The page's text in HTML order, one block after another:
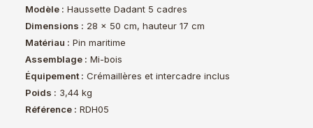
Modèle : Haussette Dadant 5 cadres
Dimensions : 28 x 50 cm, hauteur 17 cm
Matériau : Pin maritime
Assemblage : Mi-bois
Équipement : Crémaillères et intercadre inclus
Poids : 3,44 kg
Référence : RDH05